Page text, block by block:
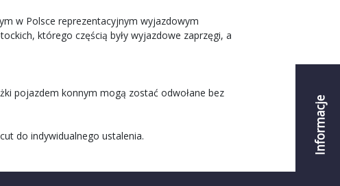
Informacje
w Polsce reprezentacyjnym wyjazdowym
którego częścią były wyjazdowe zaprzęgi, a
pojazdem konnym mogą zostać odwołane bez
do indywidualnego ustalenia.